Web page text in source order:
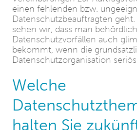
einen fehlenden bzw.
Datenschutzbeauftragten
sehen wir, dass man
Datenschutzvorfällen auch
bekommt, wenn die
Datenschutzorganisation
Welche
halten Sie